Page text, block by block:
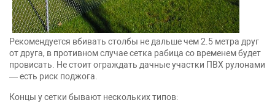
Рекомендуется вбивать столбы не дальше чем 2.5 метра друг
от друга, в противном случае сетка рабица со временем будет
провисать. Не стоит ограждать дачные участки ПВХ рулонами
— есть риск поджога.
Концы у сетки бывают нескольких типов: